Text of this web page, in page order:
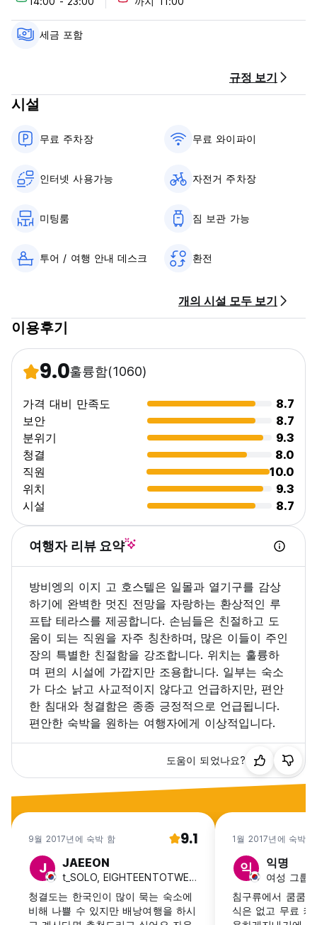
우리는 예산 설정 내에서 두 세계의 최고를 제공한다고 생각하고
싶습니다. 일출과 일몰을 볼 수 있는 수영장과 루프탑이 있어요!
무료 Wi-Fi, 선택하거나 교환할 수 있는 책이 가득한 책장, 아침에
저희와 함께 휴식을 취하고 Easy Go를 떠나기가 왜 그렇게 어려
귀하를 데리러 올 버스 및 투어 서비스를 제공합니다. 우리는 워
크인을 위해 항상 침대 몇 개를 남겨두었습니다.
곧 만나기를 바랍니다! :) (Auto-translated from original
language)
세금 포함
규정 보기
시설
무료 주차장 무료 와이파이
인터넷 사용가능 자전거 주차장
미팅룸 짐 보관 가능
투어 / 여행 안내 데스크 환전
개의 시설 모두 보기
이용후기
9.0훌륭함(1060)
가격 대비 만족도
8.7
보안
8.7
분위기
9.3
청결
8.0
직원
10.0
위치
9.3
시설
8.7
여행자 리뷰 요약
방비엥의 이지 고 호스텔은 일몰과 열기구를 감상
하기에 완벽한 멋진 전망을 자랑하는 환상적인 루
프탑 테라스를 제공합니다. 손님들은 친절하고 도
움이 되는 직원을 자주 칭찬하며, 많은 이들이 주인
장의 특별한 친절함을 강조합니다. 위치는 훌륭하
며 편의 시설에 가깝지만 조용합니다. 일부는 숙소
가 다소 낡고 사교적이지 않다고 언급하지만, 편안
한 침대와 청결함은 종종 긍정적으로 언급됩니다.
편안한 숙박을 원하는 여행자에게 이상적입니다.
도움이 되었나요?
9월 2017년에 숙박 함 9.1
J JAEEON
t_SOLO, EIGHTEENTOTWENTYFOUR, 대한민국
청결도는 한국인이 많이 묵는 숙소에
비해 나쁠 수 있지만 배낭여행을 하시
1월 2017년에 숙박 함
익 익명
여성 그룹,
침구류에서 쿰쿰
식은 없고 무료 커